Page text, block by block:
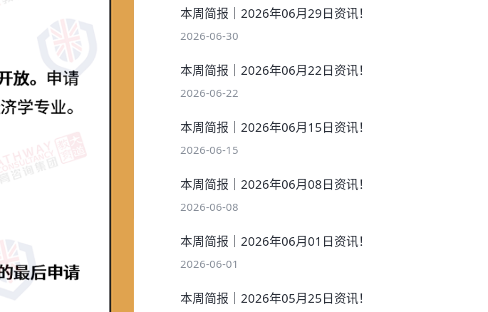
本周简报｜2026年06月29日资讯！
2026-06-30
本周简报｜2026年06月22日资讯！
2026-06-22
本周简报｜2026年06月15日资讯！
2026-06-15
本周简报｜2026年06月08日资讯！
2026-06-08
本周简报｜2026年06月01日资讯！
2026-06-01
本周简报｜2026年05月25日资讯！